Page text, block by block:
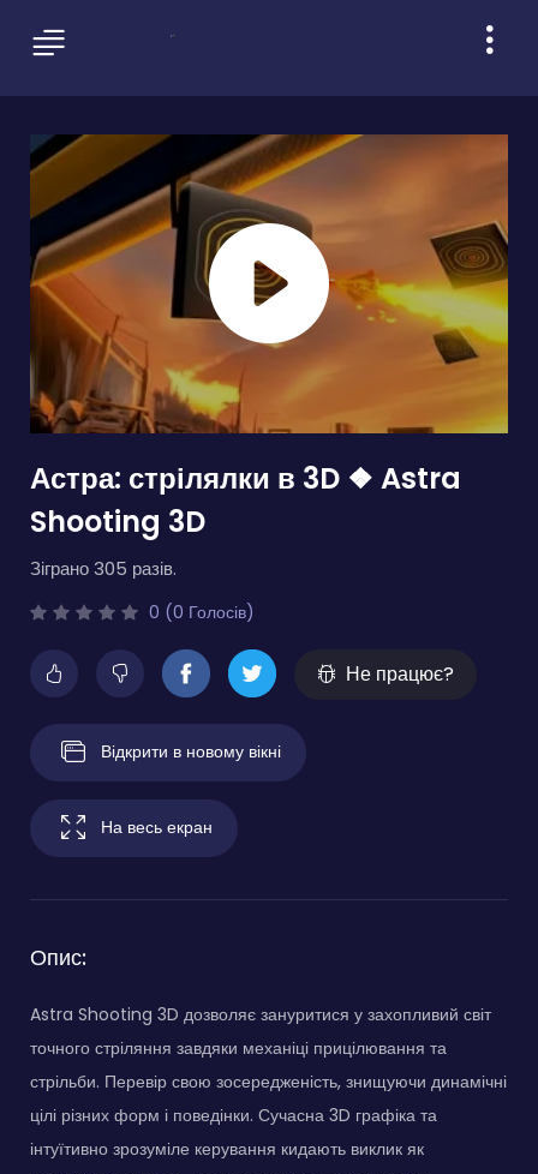
Астра: стрілялки в 3D ❖ Astra
Shooting 3D
Зіграно 305 разів.
0 (0 Голосів)
Не працює?
Відкрити в новому вікні
На весь екран
Опис:
Astra Shooting 3D дозволяє зануритися у захопливий світ
точного стріляння завдяки механіці прицілювання та
стрільби. Перевір свою зосередженість, знищуючи динамічні
цілі різних форм і поведінки. Сучасна 3D графіка та
інтуїтивно зрозуміле керування кидають виклик як